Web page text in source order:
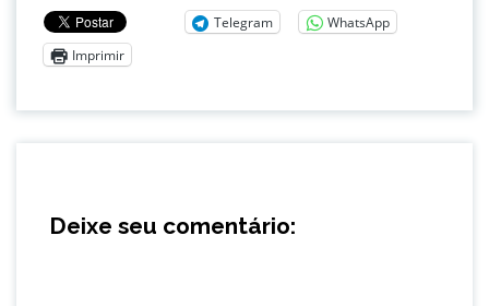
Telegram
WhatsApp
Imprimir
Deixe seu comentário: